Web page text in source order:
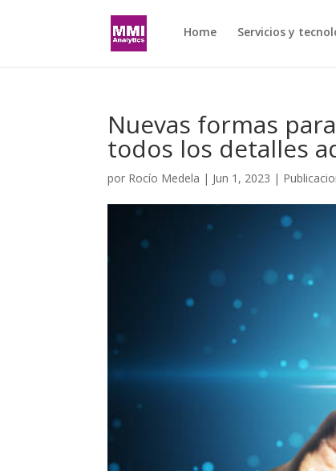
Home Servicios y
Nuevas formas
todos los detalles
por Rocío Medela | Jun 1, 2023 |